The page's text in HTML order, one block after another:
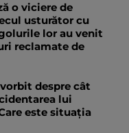
o viciere de
usturător cu
lor au venit
reclamate de
despre cât
lui
este situația